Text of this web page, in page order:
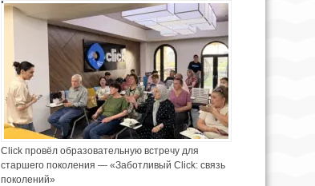
Click провёл образовательную встречу для
старшего поколения — «Заботливый Click: связь
поколений»